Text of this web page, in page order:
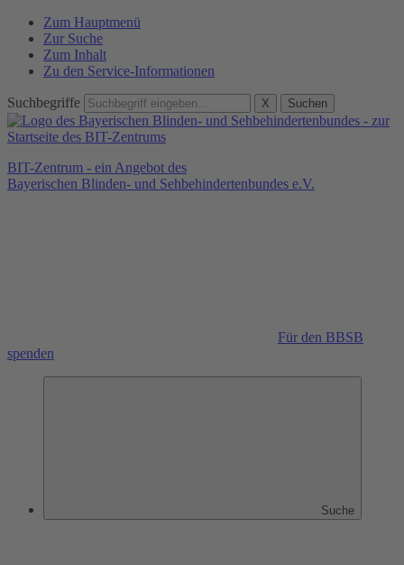
Zum Hauptmenü
Zur Suche
Zum Inhalt
Zu den Service-Informationen
Suchbegriffe X Suchen
BIT-Zentrum - ein Angebot des
Bayerischen Blinden- und Sehbehindertenbundes e.V.
Für den BBSB
spenden
Suche